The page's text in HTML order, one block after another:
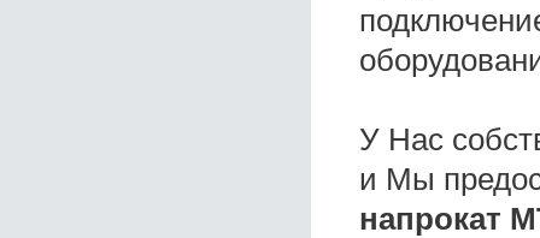
У Нас
и Мы
напрокат